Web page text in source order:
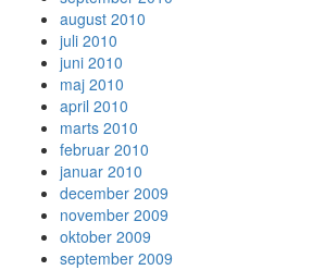
august 2010
juli 2010
juni 2010
maj 2010
april 2010
marts 2010
februar 2010
januar 2010
december 2009
november 2009
oktober 2009
september 2009